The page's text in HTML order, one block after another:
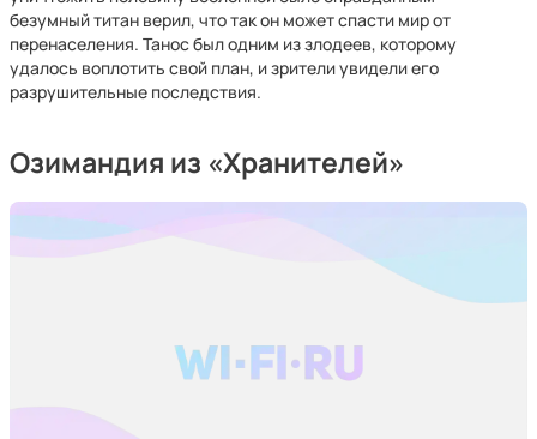
безумный титан верил, что так он может спасти мир от
перенаселения. Танос был одним из злодеев, которому
удалось воплотить свой план, и зрители увидели его
разрушительные последствия.
Озимандия из «Хранителей»